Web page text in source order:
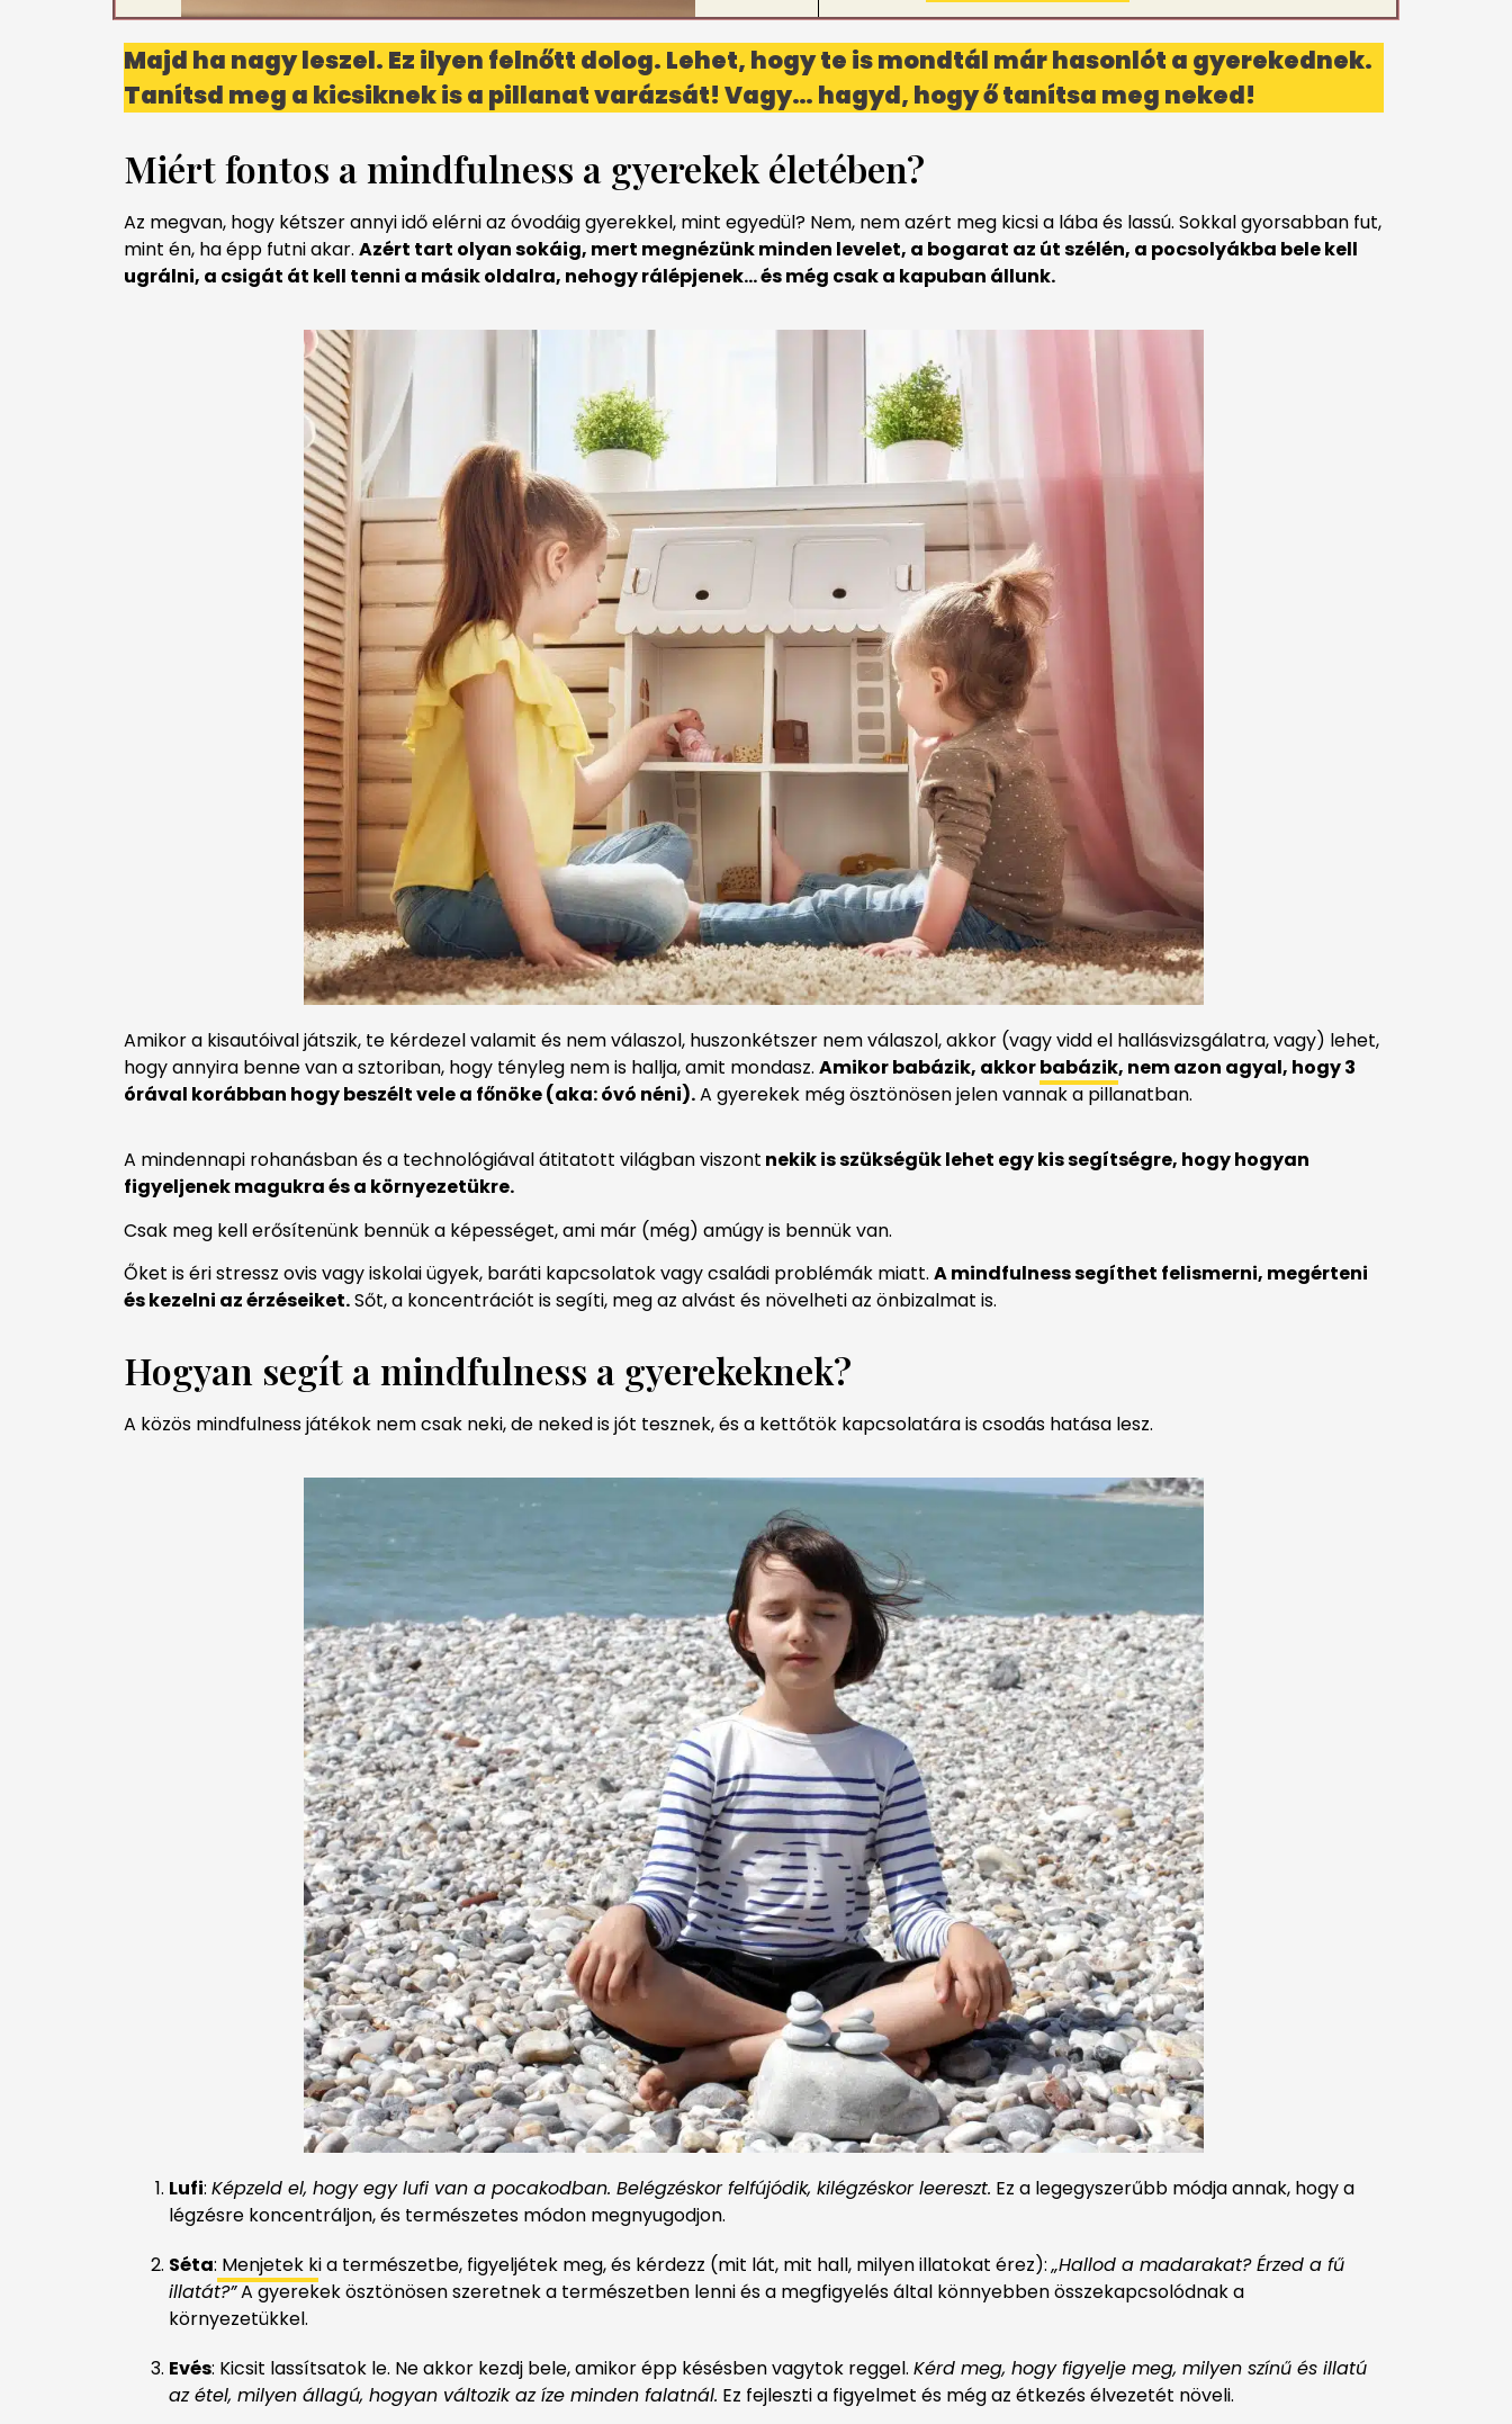
Majd ha nagy leszel. Ez ilyen felnőtt dolog. Lehet, hogy te is mondtál már hasonlót a gyerekednek.
Tanítsd meg a kicsiknek is a pillanat varázsát! Vagy… hagyd, hogy ő tanítsa meg neked!
Miért fontos a mindfulness a gyerekek életében?
Az megvan, hogy kétszer annyi idő elérni az óvodáig gyerekkel, mint egyedül? Nem, nem azért meg kicsi a lába és lassú. Sokkal gyorsabban fut,
mint én, ha épp futni akar. Azért tart olyan sokáig, mert megnézünk minden levelet, a bogarat az út szélén, a pocsolyákba bele kell
ugrálni, a csigát át kell tenni a másik oldalra, nehogy rálépjenek… és még csak a kapuban állunk.
Amikor a kisautóival játszik, te kérdezel valamit és nem válaszol, huszonkétszer nem válaszol, akkor (vagy vidd el hallásvizsgálatra, vagy) lehet,
hogy annyira benne van a sztoriban, hogy tényleg nem is hallja, amit mondasz. Amikor babázik, akkorbabázik, nem azon agyal, hogy 3
órával korábban hogy beszélt vele a főnöke (aka: óvó néni).A gyerekek még ösztönösen jelen vannak a pillanatban.
A mindennapi rohanásban és a technológiával átitatott világban viszont nekik is szükségük lehet egy kis segítségre, hogy hogyan
figyeljenek magukra és a környezetükre.
Csak meg kell erősítenünk bennük a képességet, ami már (még) amúgy is bennük van.
Őket is éri stressz ovis vagy iskolai ügyek, baráti kapcsolatok vagy családi problémák miatt. A mindfulness segíthet felismerni, megérteni
és kezelni az érzéseiket.Sőt, a koncentrációt is segíti, meg az alvást és növelheti az önbizalmat is.
Hogyan segít a mindfulness a gyerekeknek?
A közös mindfulness játékok nem csak neki, de neked is jót tesznek, és a kettőtök kapcsolatára is csodás hatása lesz.
Lufi: Képzeld el, hogy egy lufi van a pocakodban. Belégzéskor felfújódik, kilégzéskor leereszt. Ez a legegyszerűbb módja annak, hogy a
légzésre koncentráljon, és természetes módon megnyugodjon.
Séta: Menjetek ki a természetbe, figyeljétek meg, és kérdezz (mit lát, mit hall, milyen illatokat érez):„Hallod a madarakat? Érzed a fű
illatát?”A gyerekek ösztönösen szeretnek a természetben lenni és a megfigyelés által könnyebben összekapcsolódnak a
környezetükkel.
Evés: Kicsit lassítsatok le. Ne akkor kezdj bele, amikor épp késésben vagytok reggel. Kérd meg, hogy figyelje meg, milyen színű és illatú
az étel, milyen állagú, hogyan változik az íze minden falatnál. Ez fejleszti a figyelmet és még az étkezés élvezetét növeli.